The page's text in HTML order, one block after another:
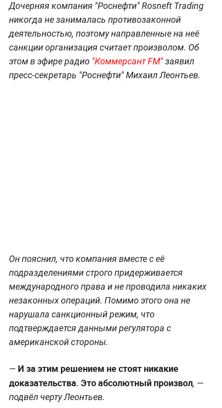
Дочерняя компания "Роснефти" Rosneft Trading
никогда не занималась противозаконной
деятельностью, поэтому направленные на неё
санкции организация считает произволом. Об
этом в эфире радио "Коммерсант FM"заявил
пресс-секретарь "Роснефти" Михаил Леонтьев.
Он пояснил, что компания вместе с её
подразделениями строго придерживается
международного права и не проводила никаких
незаконных операций. Помимо этого она не
нарушала санкционный режим, что
подтверждается данными регулятора с
американской стороны.
— И за этим решением не стоят никакие
доказательства. Это абсолютный произвол, —
подвёл черту Леонтьев.